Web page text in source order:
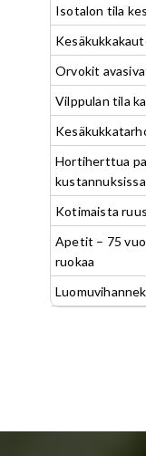
Isotalon tila
Orvokit
Vilppulan tila
Hortiherttua
kustannuksissa
Kotimaista
Apetit – 75
ruokaa